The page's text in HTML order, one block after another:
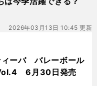
2026年03月13日 10:45 更新
ィーバ バレーボール
6月30日発売